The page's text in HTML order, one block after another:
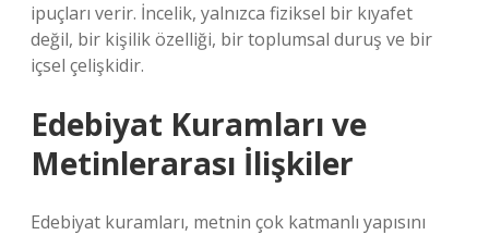
ipuçları verir. İncelik, yalnızca fiziksel bir kıyafet
değil, bir kişilik özelliği, bir toplumsal duruş ve bir
içsel çelişkidir.
Edebiyat Kuramları ve
Metinlerarası İlişkiler
Edebiyat kuramları, metnin çok katmanlı yapısını